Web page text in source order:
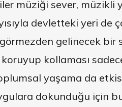
müziği sever, müzikli
devletteki yeri
gelinecek
kollaması
yaşama da
dokunduğu için